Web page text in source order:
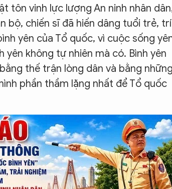
tôn vinh lực lượng An ninh nhân
bộ, chiến sĩ đã hiến dâng tuổi trẻ, trí
yên của Tổ quốc, vì cuộc sống
yên không tự nhiên mà có. Bình yên
thế trận lòng dân và bằng
phần thầm lặng nhất để Tổ quốc